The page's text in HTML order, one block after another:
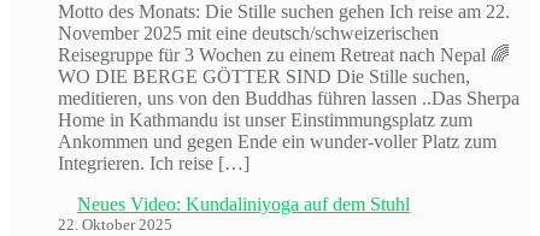
Motto des Monats: Die Stille suchen gehen Ich reise am 22.
November 2025 mit eine deutsch/schweizerischen
Reisegruppe für 3 Wochen zu einem Retreat nach Nepal 🌈
WO DIE BERGE GÖTTER SIND Die Stille suchen,
meditieren, uns von den Buddhas führen lassen ..Das Sherpa
Home in Kathmandu ist unser Einstimmungsplatz zum
Ankommen und gegen Ende ein wunder-voller Platz zum
Integrieren. Ich reise […]
Neues Video: Kundaliniyoga auf dem Stuhl
22. Oktober 2025